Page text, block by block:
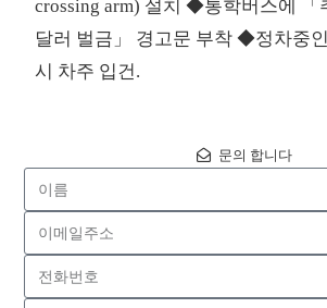
crossing arm) 설치 ◆통학버스에 「
달러 벌금」 경고문 부착 ◆정차중
시 차주 입건.
문의 합니다